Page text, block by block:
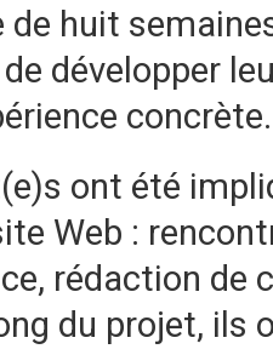
de huit
développer
concrète.
ont été
Web :
rédaction
du projet,